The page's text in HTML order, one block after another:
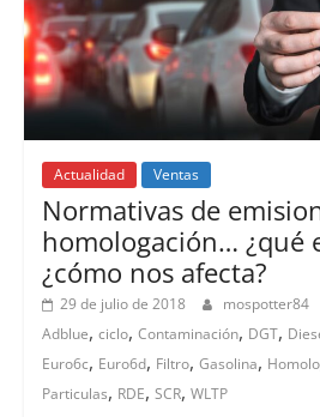
Actualidad Ventas
Normativas de
homologación… ¿qué
¿cómo nos afecta?
29 de julio de 2018 mospotter84
Adblue, ciclo, Contaminación, DGT,
Euro6c, Euro6d, Filtro, Gasolina,
Particulas, RDE, SCR, WLTP